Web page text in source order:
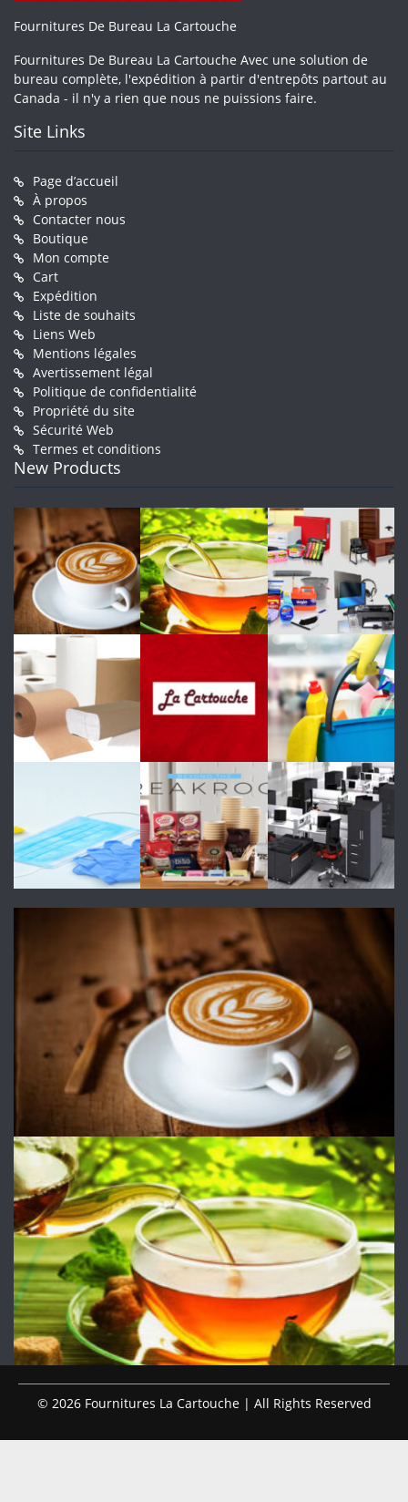
Fournitures De Bureau La Cartouche
Fournitures De Bureau La Cartouche Avec une solution de
bureau complète, l'expédition à partir d'entrepôts partout au
Canada - il n'y a rien que nous ne puissions faire.
Site Links
Page d’accueil
À propos
Contacter nous
Boutique
Mon compte
Cart
Expédition
Liste de souhaits
Liens Web
Mentions légales
Avertissement légal
Politique de confidentialité
Propriété du site
Sécurité Web
Termes et conditions
New Products
© 2026 Fournitures La Cartouche | All Rights Reserved